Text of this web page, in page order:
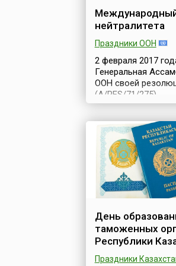
нейтралитета
Праздники ООН
2 февраля 2017
Генеральная
ООН своей
(A/RES/71/275)
провозгласила 12
нейтралитета (англ.
International Day of
памятной даты
предшествовало
рассмотрение
Ашхабадского
закономерным
завершением
Международной
проходившей в 2015
День
таможенных
Республики
Праздники